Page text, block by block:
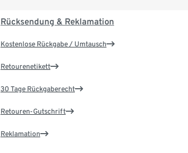
Rücksendung & Reklamation
Kostenlose Rückgabe / Umtausch
Retourenetikett
30 Tage Rückgaberecht
Retouren-Gutschrift
Reklamation